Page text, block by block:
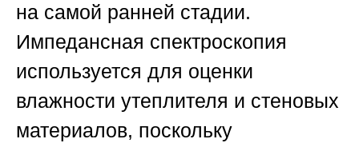
на самой ранней стадии.
Импедансная спектроскопия
используется для оценки
влажности утеплителя и стеновых
материалов, поскольку